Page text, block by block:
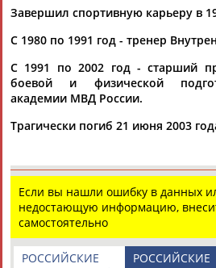
АБДРАХМАНОВАБДРАХМАНОВА
Рамазан
АБДУЛАЕВ
Тагир
АБДУЛАЕВ
Завершил спортивную карьеру в
С 1980 по 1991 год - тренер
С 1991 по 2002 год - старший
боевой и физической
академии МВД России.
Трагически погиб 21 июня 2003
Если вы нашли ошибку в данных
недостающую информацию,
самостоятельно
РОССИЙСКИЕ
РОССИЙСКИЕ